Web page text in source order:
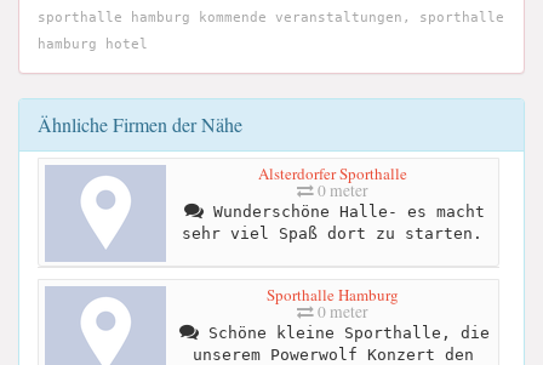
sporthalle hamburg kommende veranstaltungen, sporthalle
hamburg hotel
Ähnliche Firmen der Nähe
Alsterdorfer Sporthalle
0 meter
Wunderschöne Halle- es macht
sehr viel Spaß dort zu starten.
Sporthalle Hamburg
0 meter
Schöne kleine Sporthalle, die
unserem Powerwolf Konzert den